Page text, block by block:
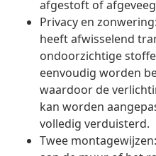
afgestoft of
Privacy en
heeft afwisselend
ondoorzichtige
eenvoudig worden
waardoor de
kan worden
volledig verduisterd.
Twee